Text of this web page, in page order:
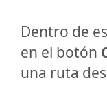
Dentro de
en el botón
una ruta